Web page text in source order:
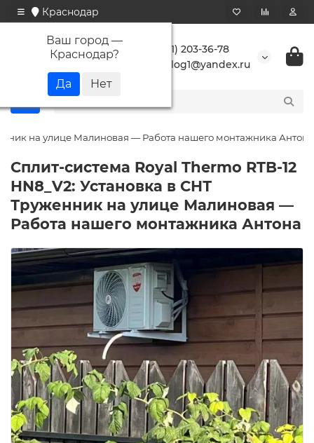
Краснодар
Ваш город —
Краснодар?
+7 (861) 203-36-78
buranlog1@yandex.ru
на улице Малиновая — Работа нашего монтажника Антона
Сплит-система Royal Thermo RTB-12
HN8_V2: Установка в СНТ
Труженник на улице Малиновая —
Работа нашего монтажника Антона